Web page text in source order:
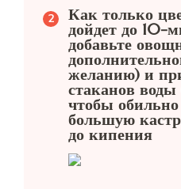
Как только
дойдет до 10-
добавьте
желанию) и
стаканов
чтобы
большую
до кипения